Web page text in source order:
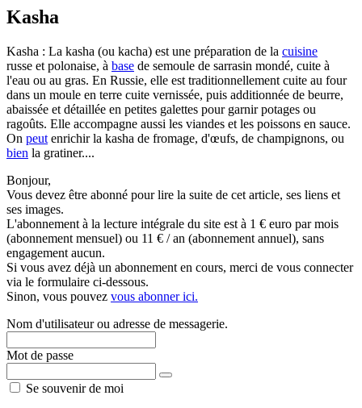
Kasha
Kasha : La kasha (ou kacha) est une préparation de la cuisine
russe et polonaise, à base de semoule de sarrasin mondé, cuite à
l'eau ou au gras. En Russie, elle est traditionnellement cuite au four
dans un moule en terre cuite vernissée, puis additionnée de beurre,
abaissée et détaillée en petites galettes pour garnir potages ou
ragoûts. Elle accompagne aussi les viandes et les poissons en sauce.
On peut enrichir la kasha de fromage, d'œufs, de champignons, ou
bien la gratiner....
Bonjour,
Vous devez être abonné pour lire la suite de cet article, ses liens et
ses images.
L'abonnement à la lecture intégrale du site est à 1 € euro par mois
(abonnement mensuel) ou 11 € / an (abonnement annuel), sans
engagement aucun.
Si vous avez déjà un abonnement en cours, merci de vous connecter
via le formulaire ci-dessous.
Sinon, vous pouvez vous abonner ici.
Nom d'utilisateur ou adresse de messagerie.
Mot de passe
Se souvenir de moi